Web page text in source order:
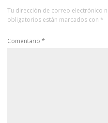
Tu dirección de correo electrónico
obligatorios están marcados con *
Comentario *